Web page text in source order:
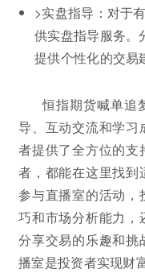
>实盘指导：对于
供实盘指导服务。
提供个性化的交易
恒指期货喊单追
导、互动交流和学
者提供了全方位的支
者，都能在这里找到
参与直播室的活动
巧和市场分析能力，
分享交易的乐趣和挑
播室是投资者实现财